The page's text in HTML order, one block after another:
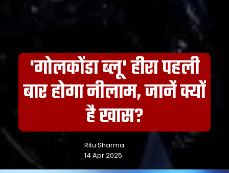
'गोलकोंडा ब्लू' हीरा पहली
बार होगा नीलाम, जानें क्यों
है खास?
Ritu Sharma
14 Apr 2025